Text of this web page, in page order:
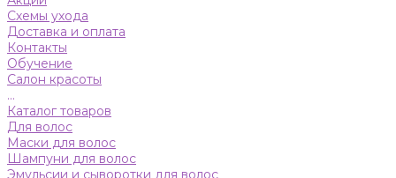
Схемы ухода
Доставка и оплата
Контакты
Обучение
Салон красоты
...
Каталог товаров
Для волос
Маски для волос
Шампуни для волос
Эмульсии и сыворотки для волос